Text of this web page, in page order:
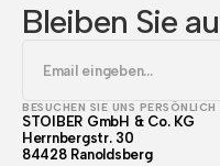
Bleiben Sie
BESUCHEN SIE UNS PERSÖNLICH
STOIBER GmbH & Co. KG
Herrnbergstr. 30
84428 Ranoldsberg